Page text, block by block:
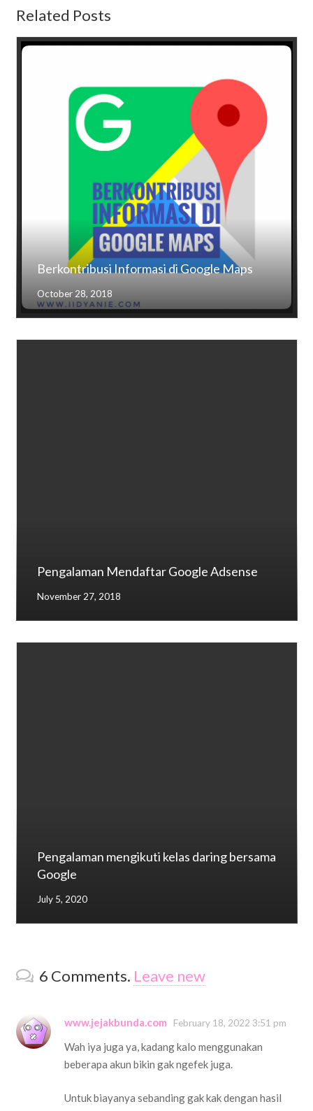
Related Posts
Berkontribusi Informasi di Google Maps
October 28, 2018
Pengalaman Mendaftar Google Adsense
November 27, 2018
Pengalaman mengikuti kelas daring bersama
Google
July 5, 2020
6 Comments. Leave new
www.jejakbunda.com February 18, 2022 3:51 pm
Wah iya juga ya, kadang kalo menggunakan
beberapa akun bikin gak ngefek juga.
Untuk biayanya sebanding gak kak dengan hasil